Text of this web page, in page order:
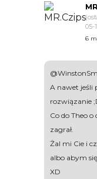
05-
6
A nawet jeśli
rozwiązanie
Co do Theo
zagrał.
Żal mi Cie i
albo abym
XD